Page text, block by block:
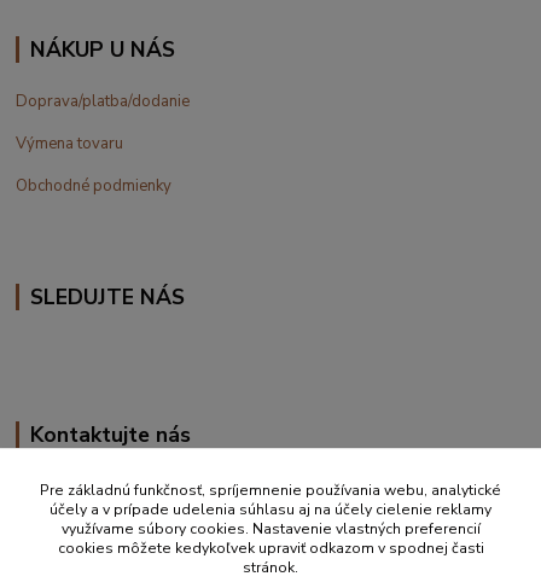
NÁKUP U NÁS
Doprava/platba/dodanie
Výmena tovaru
Obchodné podmienky
SLEDUJTE NÁS
Kontaktujte nás
+420 777 610 855
info@vakynaspanie.sk
Pre základnú funkčnosť, spríjemnenie používania webu, analytické
účely a v prípade udelenia súhlasu aj na účely cielenie reklamy
využívame súbory cookies. Nastavenie vlastných preferencií
cookies môžete kedykoľvek upraviť odkazom v spodnej časti
stránok.